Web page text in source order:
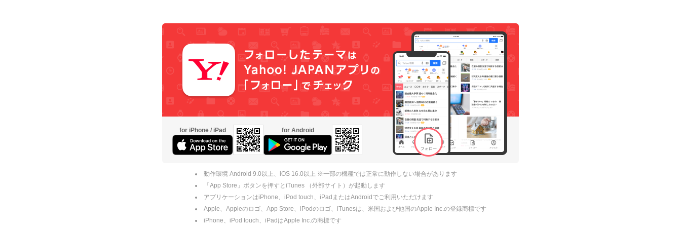
for iPhone / iPad for Android
動作環境 Android 9.0以上、iOS 16.0以上 ※一部の機種では正常に動作しない場合があります
「App Store」ボタンを押すとiTunes （外部サイト）が起動します
アプリケーションはiPhone、iPod touch、iPadまたはAndroidでご利用いただけます
Apple、Appleのロゴ、App Store、iPodのロゴ、iTunesは、米国および他国のApple Inc.の登録商標です
iPhone、iPod touch、iPadはApple Inc.の商標です